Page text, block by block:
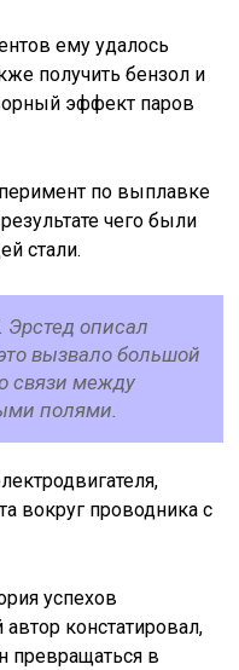
ему удалось
получить бензол и
эффект паров
по выплавке
чего были
стали.
Эрстед описал
вызвало большой
связи между
полями.
вокруг проводника с
успехов
констатировал,
превращаться в